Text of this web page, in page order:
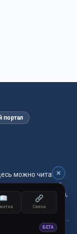
портал
можно читать
проза, поэзия,
удобная читалка,
Связи
БЕТА